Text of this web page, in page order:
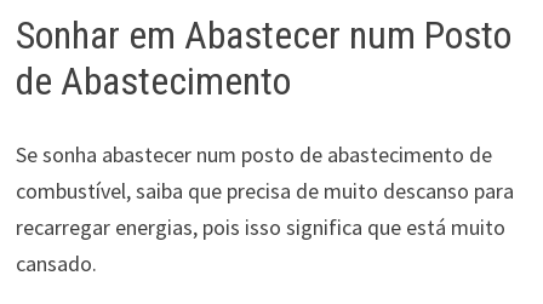
Sonhar em Abastecer num Posto
de Abastecimento
Se sonha abastecer num posto de abastecimento de
combustível, saiba que precisa de muito descanso para
recarregar energias, pois isso significa que está muito
cansado.